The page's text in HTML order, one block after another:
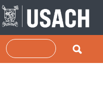
Skip to main content
Search